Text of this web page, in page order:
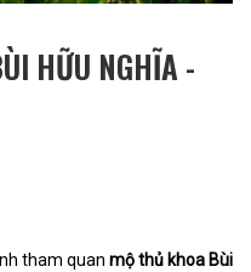
HỮU NGHĨA -
tham quan mộ thủ khoa Bùi